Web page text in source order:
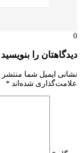
را بنویسید
ایمیل شما منتشر
شده‌اند*